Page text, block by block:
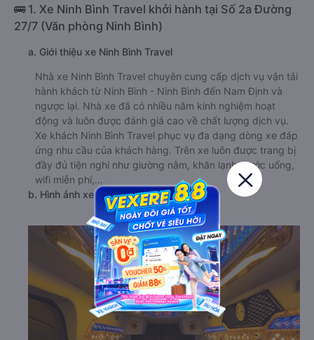
🚌 1. Xe Ninh Bình Travel khởi hành tại Số 2a Đường
27/7 (Văn phòng Ninh Bình)
a. Giới thiệu xe Ninh Bình Travel
Nhà xe Ninh Bình Travel chuyên cung cấp dịch vụ vận tải
hành khách từ Ninh Bình - Ninh Bình đến Nam Định và
ngược lại. Nhà xe đã có nhiều năm kinh nghiệm hoạt
động và luôn được đánh giá cao về chất lượng dịch vụ.
Xe khách Ninh Bình Travel phục vụ đa dạng dòng xe đáp
ứng nhu cầu của khách hàng. Trên xe luôn được trang bị
đầy đủ tiện nghi như giường nằm, khăn lạnh, nước uống,
wifi miễn phí,...
b. Hình ảnh xe Ninh Bình Travel